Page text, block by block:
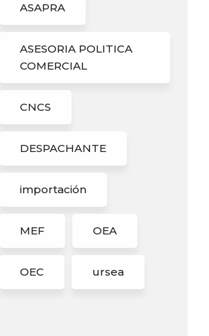
ASAPRA
ASESORIA POLITICA
COMERCIAL
CNCS
DESPACHANTE
importación
MEF OEA
OEC ursea